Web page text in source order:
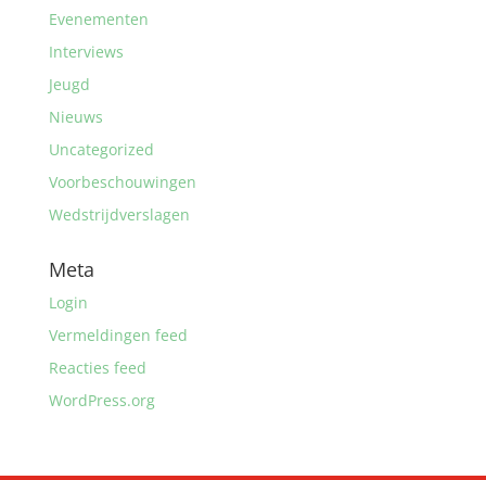
Evenementen
Interviews
Jeugd
Nieuws
Uncategorized
Voorbeschouwingen
Wedstrijdverslagen
Meta
Login
Vermeldingen feed
Reacties feed
WordPress.org